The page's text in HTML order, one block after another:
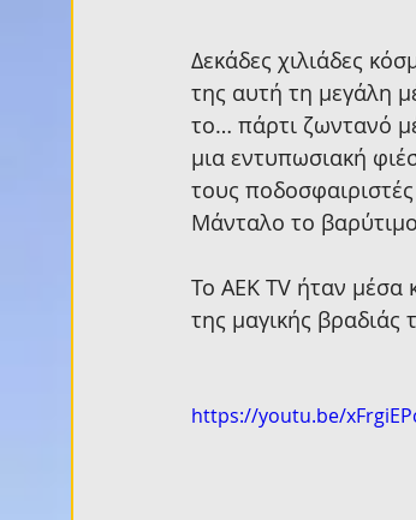
Δεκάδες χιλιάδες
της αυτή τη μεγάλη
το… πάρτι ζωντανό
μια εντυπωσιακή
τους
Μάνταλο το
Το ΑΕΚ TV ήταν μέσα
της μαγικής
https://youtu.be/